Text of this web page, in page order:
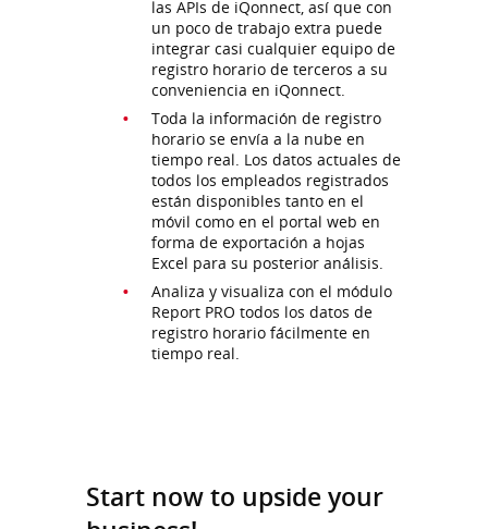
las APIs de iQonnect, así que con
un poco de trabajo extra puede
integrar casi cualquier equipo de
registro horario de terceros a su
conveniencia en iQonnect.
Toda la información de registro
horario se envía a la nube en
tiempo real. Los datos actuales de
todos los empleados registrados
están disponibles tanto en el
móvil como en el portal web en
forma de exportación a hojas
Excel para su posterior análisis.
Analiza y visualiza con el módulo
Report PRO todos los datos de
registro horario fácilmente en
tiempo real.
Start now to upside your